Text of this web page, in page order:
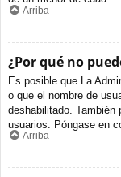
Arriba
¿Por qué no
Es posible que La
o que el nombre de
deshabilitado. También
usuarios. Póngase en
Arriba